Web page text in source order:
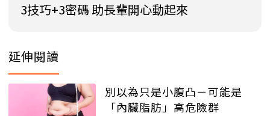
3技巧+3密碼 助長輩開心動起來
延伸閱讀
別以為只是小腹凸－可能是
「內臟脂肪」高危險群